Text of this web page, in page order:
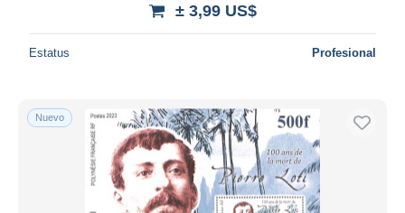
± 3,99 US$
Estatus Profesional
Nuevo